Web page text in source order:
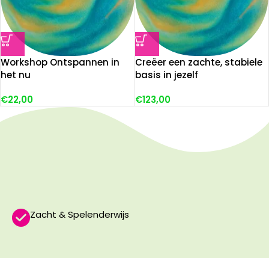
Workshop Ontspannen in
het nu
€22,00
Creëer een zachte, stabiele
basis in jezelf
€123,00
Zacht & Spelenderwijs